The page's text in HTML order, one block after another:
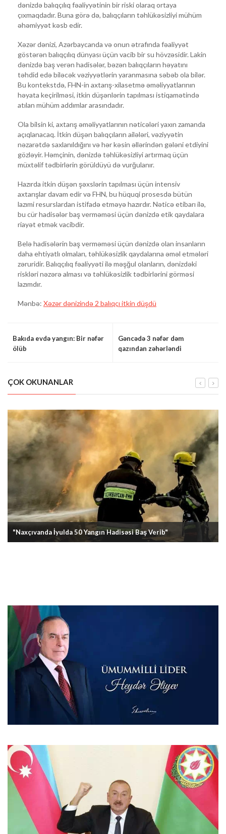
dənizdə balıqçılıq fəaliyyətinin bir riski olaraq ortaya
çıxmaqdadır. Buna görə də, balıqçıların təhlükəsizliyi mühüm
əhəmiyyət kəsb edir.
Xəzər dənizi, Azərbaycanda və onun ətrafında fəaliyyət
göstərən balıqçılıq dünyası üçün vacib bir su hövzəsidir. Lakin
dənizdə baş verən hadisələr, bəzən balıqçıların həyatını
təhdid edə biləcək vəziyyətlərin yaranmasına səbəb ola bilər.
Bu kontekstdə, FHN-in axtarış-xilasetmə əməliyyatlarının
həyata keçirilməsi, itkin düşənlərin tapılması istiqamətində
atılan mühüm addımlar arasındadır.
Ola bilsin ki, axtarış əməliyyatlarının nəticələri yaxın zamanda
açıqlanacaq. İtkin düşən balıqçıların ailələri, vəziyyətin
nəzarətdə saxlanıldığını və hər kəsin əllərindən gələni etdiyini
gözləyir. Həmçinin, dənizdə təhlükəsizliyi artırmaq üçün
müxtəlif tədbirlərin görüldüyü də vurğulanır.
Hazırda itkin düşən şəxslərin tapılması üçün intensiv
axtarışlar davam edir və FHN, bu hüquqi prosesdə bütün
lazımi resurslardan istifadə etməyə hazırdır. Nəticə etibarı ilə,
bu cür hadisələr baş verməməsi üçün dənizdə etik qaydalara
riayət etmək vacibdir.
Belə hadisələrin baş verməməsi üçün dənizdə olan insanların
daha ehtiyatlı olmaları, təhlükəsizlik qaydalarına əməl etmələri
zəruridir. Balıqçılıq fəaliyyəti ilə məşğul olanların, dənizdəki
riskləri nəzərə alması və təhlükəsizlik tədbirlərini görməsi
lazımdır.
Mənbə: Xəzər dənizində 2 balıqçı itkin düşdü
Bakıda evdə yangın: Bir nəfər
ölüb
Gəncədə 3 nəfər dəm
qazından zəhərləndi
ÇOK OKUNANLAR
"Naxçıvanda İyulda 50 Yangın Hadisəsi Baş Verib"